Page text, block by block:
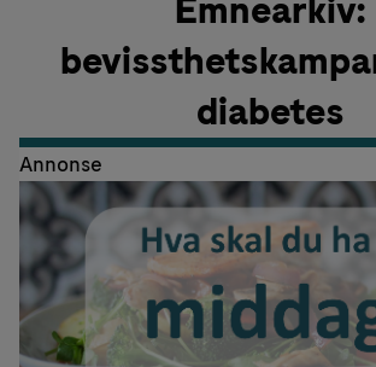
Emnearkiv:
diabetes
Annonse